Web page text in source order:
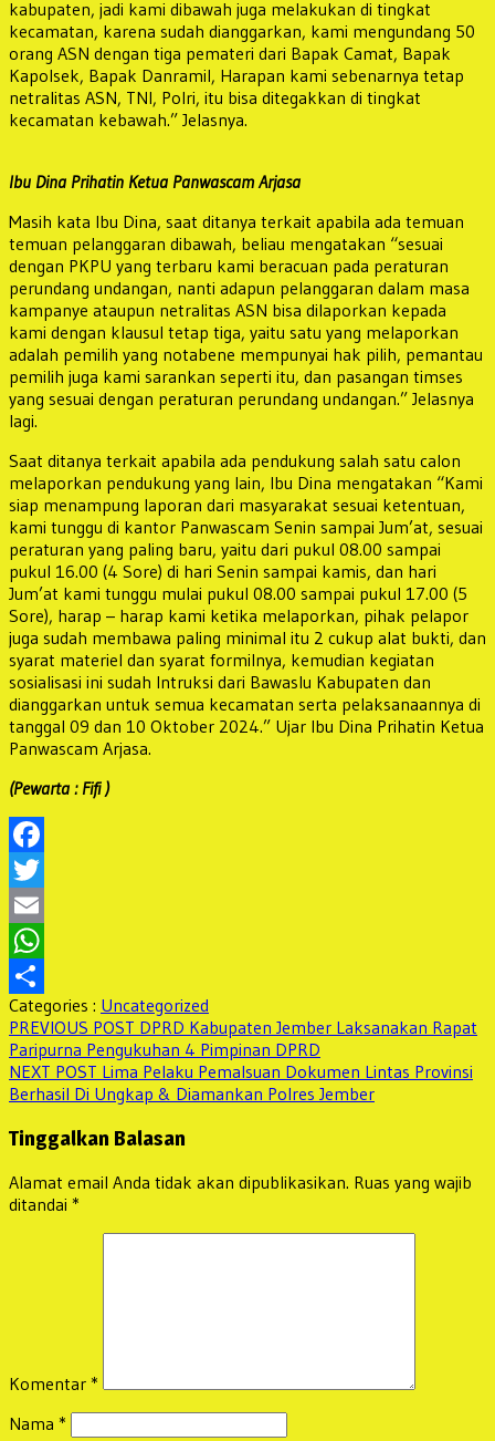
kabupaten, jadi kami dibawah juga melakukan di tingkat
kecamatan, karena sudah dianggarkan, kami mengundang 50
orang ASN dengan tiga pemateri dari Bapak Camat, Bapak
Kapolsek, Bapak Danramil, Harapan kami sebenarnya tetap
netralitas ASN, TNI, Polri, itu bisa ditegakkan di tingkat
kecamatan kebawah.” Jelasnya.
Ibu Dina Prihatin Ketua Panwascam Arjasa
Masih kata Ibu Dina, saat ditanya terkait apabila ada temuan
temuan pelanggaran dibawah, beliau mengatakan “sesuai
dengan PKPU yang terbaru kami beracuan pada peraturan
perundang undangan, nanti adapun pelanggaran dalam masa
kampanye ataupun netralitas ASN bisa dilaporkan kepada
kami dengan klausul tetap tiga, yaitu satu yang melaporkan
adalah pemilih yang notabene mempunyai hak pilih, pemantau
pemilih juga kami sarankan seperti itu, dan pasangan timses
yang sesuai dengan peraturan perundang undangan.” Jelasnya
lagi.
Saat ditanya terkait apabila ada pendukung salah satu calon
melaporkan pendukung yang lain, Ibu Dina mengatakan “Kami
siap menampung laporan dari masyarakat sesuai ketentuan,
kami tunggu di kantor Panwascam Senin sampai Jum’at, sesuai
peraturan yang paling baru, yaitu dari pukul 08.00 sampai
pukul 16.00 (4 Sore) di hari Senin sampai kamis, dan hari
Jum’at kami tunggu mulai pukul 08.00 sampai pukul 17.00 (5
Sore), harap – harap kami ketika melaporkan, pihak pelapor
juga sudah membawa paling minimal itu 2 cukup alat bukti, dan
syarat materiel dan syarat formilnya, kemudian kegiatan
sosialisasi ini sudah Intruksi dari Bawaslu Kabupaten dan
dianggarkan untuk semua kecamatan serta pelaksanaannya di
tanggal 09 dan 10 Oktober 2024.” Ujar Ibu Dina Prihatin Ketua
Panwascam Arjasa.
(Pewarta : Fifi )
Facebook
Twitter
Email
WhatsApp
Share
Categories : Uncategorized
Navigasi
pos
PREVIOUS POST Previous
post:
DPRD Kabupaten Jember Laksanakan Rapat
Paripurna Pengukuhan 4 Pimpinan DPRD
NEXT POST Next
post:
Lima Pelaku Pemalsuan Dokumen Lintas Provinsi
Berhasil Di Ungkap & Diamankan Polres Jember
Tinggalkan Balasan
Alamat email Anda tidak akan dipublikasikan. Ruas yang wajib
ditandai *
Komentar *
Nama *